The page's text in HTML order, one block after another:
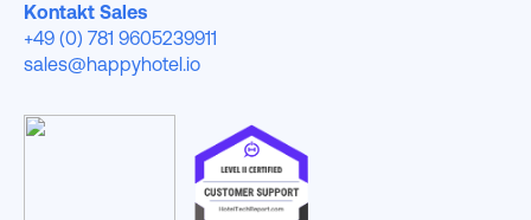
Kontakt Sales
+49 (0) 781 9605239911
sales@happyhotel.io